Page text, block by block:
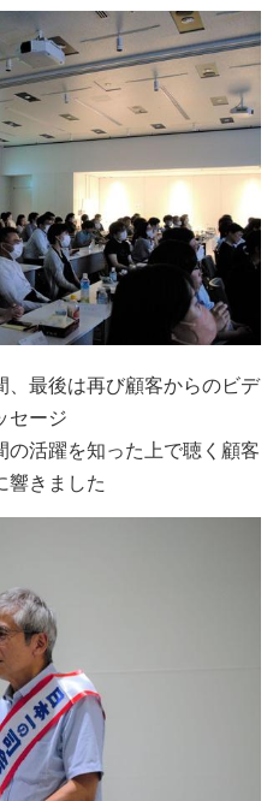
、最後は再び顧客からのビデ
セージ
活躍を知った上で聴く顧客
響きました